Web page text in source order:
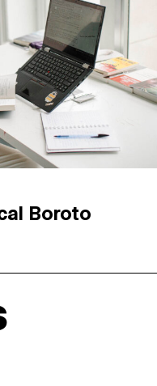
Boroto